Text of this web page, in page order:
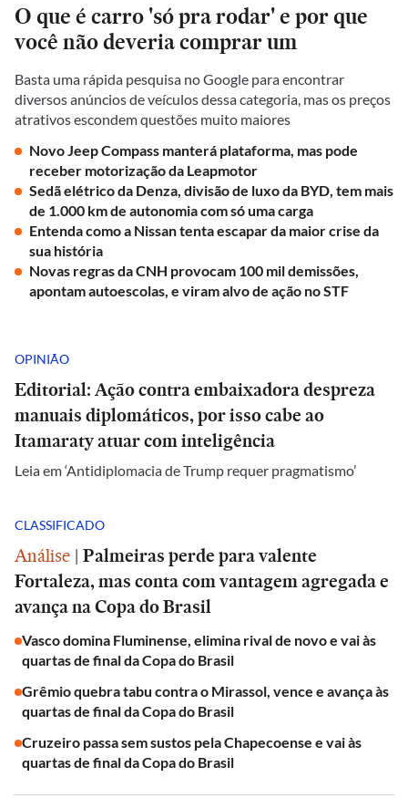
O que é carro 'só pra rodar' e por que
você não deveria comprar um
Basta uma rápida pesquisa no Google para encontrar
diversos anúncios de veículos dessa categoria, mas os preços
atrativos escondem questões muito maiores
Novo Jeep Compass manterá plataforma, mas pode
receber motorização da Leapmotor
Sedã elétrico da Denza, divisão de luxo da BYD, tem mais
de 1.000 km de autonomia com só uma carga
Entenda como a Nissan tenta escapar da maior crise da
sua história
Novas regras da CNH provocam 100 mil demissões,
apontam autoescolas, e viram alvo de ação no STF
OPINIÃO
Editorial: Ação contra embaixadora despreza
manuais diplomáticos, por isso cabe ao
Itamaraty atuar com inteligência
Leia em ‘Antidiplomacia de Trump requer pragmatismo’
CLASSIFICADO
Análise | Palmeiras perde para valente
Fortaleza, mas conta com vantagem agregada e
avança na Copa do Brasil
Vasco domina Fluminense, elimina rival de novo e vai às
quartas de final da Copa do Brasil
Grêmio quebra tabu contra o Mirassol, vence e avança às
quartas de final da Copa do Brasil
Cruzeiro passa sem sustos pela Chapecoense e vai às
quartas de final da Copa do Brasil